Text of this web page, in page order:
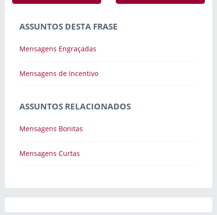
ASSUNTOS DESTA FRASE
Mensagens Engraçadas
Mensagens de Incentivo
ASSUNTOS RELACIONADOS
Mensagens Bonitas
Mensagens Curtas